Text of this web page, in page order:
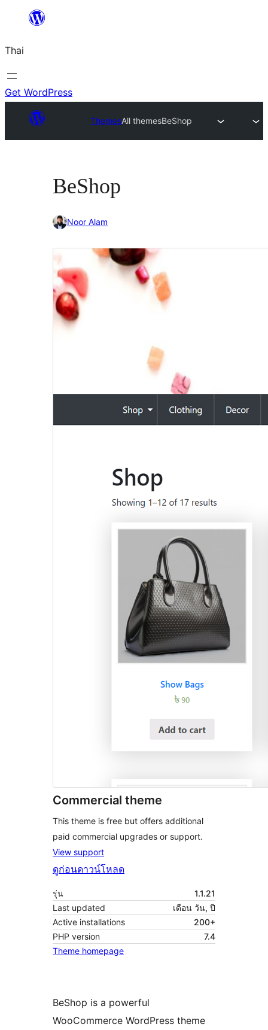
ยัง
เนื้อหา
Thai
Get WordPress
ThemesAll themesBeShop
BeShop
Noor Alam
Commercial theme
This theme is free but offers additional
paid commercial upgrades or support.
View support
ดูก่อนดาวน์โหลด
รุ่น
1.1.21
Last updated
เดือน วัน, ปี
Active installations
200+
PHP version
7.4
Theme homepage
BeShop is a powerful
WooCommerce WordPress theme